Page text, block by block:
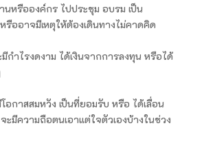
นหรือองค์กร ไปประชุม อบรม เป็น
ออาจมีเหตุให้ต้องเดินทางไม่คาดคิด
กำไรงดงาม ได้เงินจากการลงทุน หรือได้
อกาสสมหวัง เป็นที่ยอมรับ หรือ ได้เลื่อน
มีความถือตนเอาแต่ใจตัวเองบ้างในช่วง